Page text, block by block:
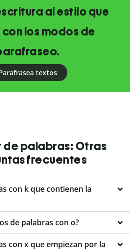
al estilo que
los modos de
textos
de palabras: Otras
frecuentes
con k que contienen la
de palabras con o?
con x que empiezan por la